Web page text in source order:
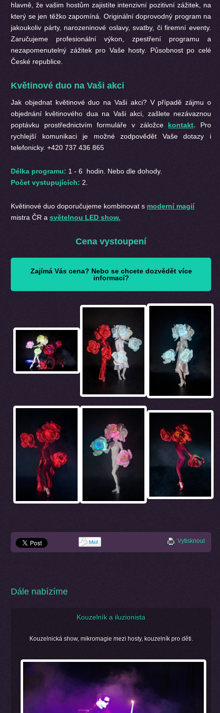
hlavně, že vašim hostům zajistíte intenzivní pozitivní zážitek, na
který se jen těžko zapomíná. Originální doprovodný program na
jakoukoliv párty, narozeninové oslavy, svatby, či firemní eventy.
Zaručujeme profesionální výkon, zpestření programu a
nezapomenutelný zážitek pro Vaše hosty. Působnost po celé
České republice.
Květinové duo na Vaši akci
Jak objednatkvětinové duo na Vaši akci? V případě zájmu o
objednání květinového dua na Vaši akci, zašlete nezávaznou
poptávku prostřednictvím formuláře v záložce kontakt. Pro
rychlejší komunikaci je možné zodpovědět Vaše dotazy i
telefonicky. +420 737 436 865
Délka programu: 1 - 6 hodin. Nebo dle dohody.
Počet vystupujících: 2.
Květinové duo doporučujeme kombinovat s moderní magií
mistra ČR a světelnou LED show.
Cena vystoupení
Zajímá Vás cena? Nebo se chcete dozvědět více
informací?
Vytisknout
Dále nabízíme
Kouzelník a iluzionista
Kouzelnická show, mikromagie mezi hosty, kouzelník pro děti.